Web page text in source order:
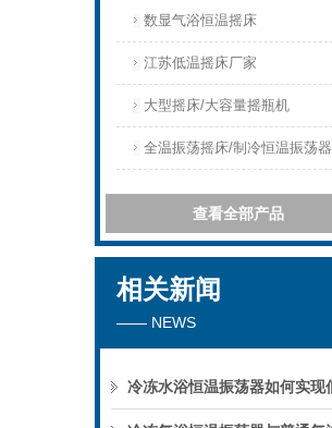
数显气浴恒温摇床
江苏低温摇床厂家
大型摇床/大容量摇瓶机
全温振荡摇床/制冷恒温振荡器
查看全部产品
相关新闻
—— NEWS